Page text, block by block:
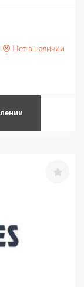
Нет в наличии